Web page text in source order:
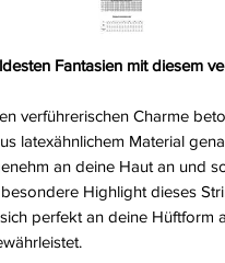
Fantasien mit diesem
verführerischen Charme
latexähnlichem Material
an deine Haut an und
Highlight dieses
perfekt an deine Hüftform